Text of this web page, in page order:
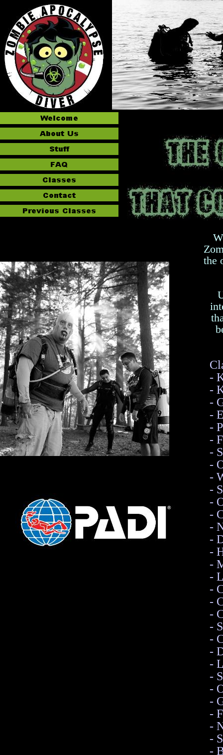
the
-
-
-
-
-
-
-
-
-
-
-
-
-
-
-
-
-
-
-
-
-
-
-
-
-
-
-
-
-
-
-